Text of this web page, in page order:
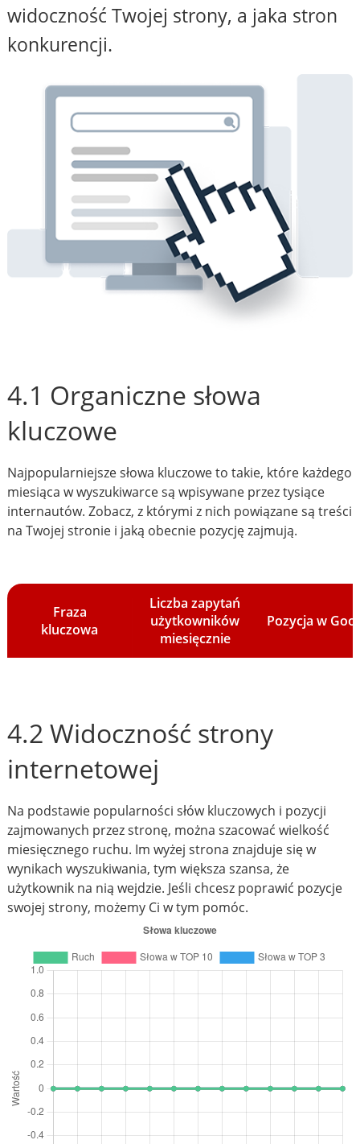
widoczność Twojej strony, a jaka stron
konkurencji.
4.1 Organiczne słowa
kluczowe
Najpopularniejsze słowa kluczowe to takie, które każdego
miesiąca w wyszukiwarce są wpisywane przez tysiące
internautów. Zobacz, z którymi z nich powiązane są treści
na Twojej stronie i jaką obecnie pozycję zajmują.
Fraza
kluczowa
Liczba zapytań
użytkowników
miesięcznie
Pozycja w
4.2 Widoczność strony
internetowej
Na podstawie popularności słów kluczowych i pozycji
zajmowanych przez stronę, można szacować wielkość
miesięcznego ruchu. Im wyżej strona znajduje się w
wynikach wyszukiwania, tym większa szansa, że
użytkownik na nią wejdzie. Jeśli chcesz poprawić pozycje
swojej strony, możemy Ci w tym pomóc.